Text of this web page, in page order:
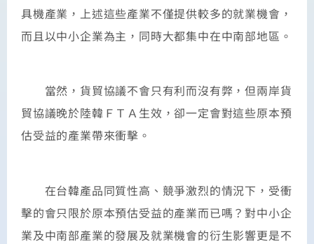
具機產業，上述這些產業不僅提供較多的就業機會，
而且以中小企業為主，同時大都集中在中南部地區。
當然，貨貿協議不會只有利而沒有弊，但兩岸貨
貿協議晚於陸韓ＦＴＡ生效，卻一定會對這些原本預
估受益的產業帶來衝擊。
在台韓產品同質性高、競爭激烈的情況下，受衝
擊的會只限於原本預估受益的產業而已嗎？對中小企
業及中南部產業的發展及就業機會的衍生影響更是不